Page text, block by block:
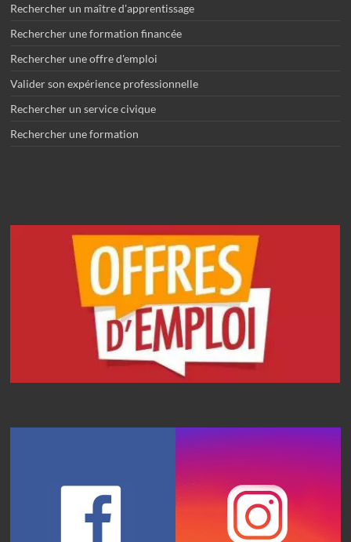
Rechercher un maître d'apprentissage
Rechercher une formation financée
Rechercher une offre d'emploi
Valider son expérience professionnelle
Rechercher un service civique
Rechercher une formation